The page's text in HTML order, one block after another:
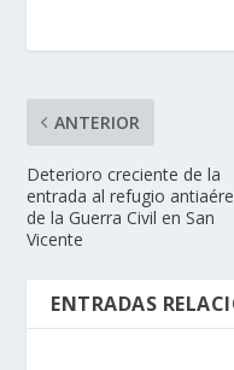
ANTERIOR
Deterioro creciente de la
entrada al refugio
de la Guerra Civil en San
Vicente
ENTRADAS